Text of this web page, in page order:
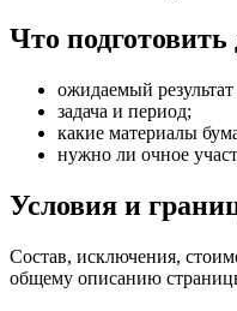
Что
ожидаемый
задача и период;
какие материалы
нужно ли очное
Условия и
Состав, исключения,
общему описанию